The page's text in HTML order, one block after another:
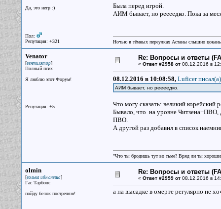
Да, это негр :)
Пол:
Репутация: +321
Была перед игрой.
АИМ бывает, но реееедко. Пока за
Ночью в тёмных переулках Астаны слышно
Venator
[вентилятор]
Полный псих
Я люблю этот Форум!
Репутация: +5
Re: Вопросы и ответы
« Ответ #2958 от08.12.2016 в
08.12.2016 в 10:08:58, Luficer писал(a)
АИМ бывает, но реееедко.
Что могу сказать: великий корейский
Бывало, что на уровне
ПВО.
А другой раз добавил в список
"Что ты бродишь тут во тьме? Вряд ли ты
olmin
[волька ибн алеша]
Гас Тарболс
пойду белок постреляю!
Re: Вопросы и ответы
« Ответ #2959 от08.12.2016 в
а на высадке в омерте регулярно не